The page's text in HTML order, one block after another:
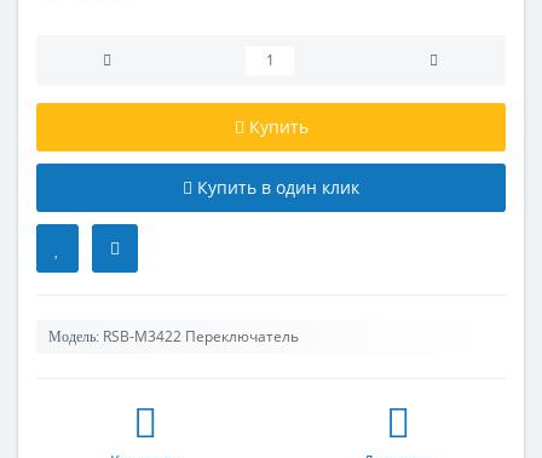
Купить
Купить в один клик
Модель: RSB-M3422 Переключатель